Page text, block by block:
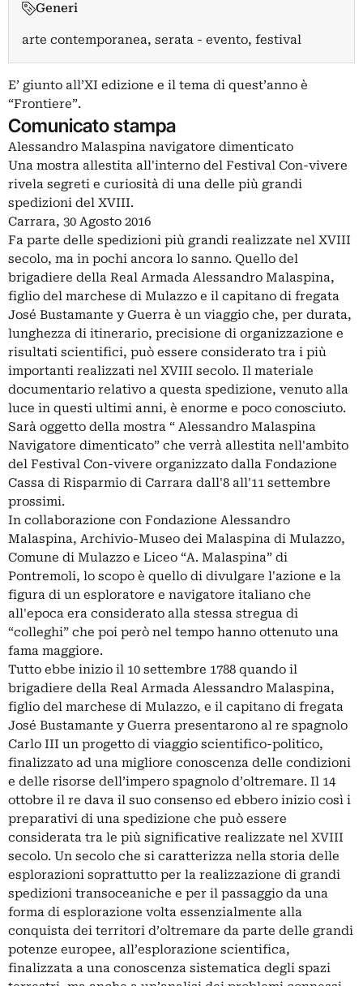
Generi
arte contemporanea, serata - evento, festival
E’ giunto all’XI edizione e il tema di quest’anno è
“Frontiere”.
Comunicato stampa
Alessandro Malaspina navigatore dimenticato
Una mostra allestita all'interno del Festival Con-vivere
rivela segreti e curiosità di una delle più grandi
spedizioni del XVIII.
Carrara, 30 Agosto 2016
Fa parte delle spedizioni più grandi realizzate nel XVIII
secolo, ma in pochi ancora lo sanno. Quello del
brigadiere della Real Armada Alessandro Malaspina,
figlio del marchese di Mulazzo e il capitano di fregata
José Bustamante y Guerra è un viaggio che, per durata,
lunghezza di itinerario, precisione di organizzazione e
risultati scientifici, può essere considerato tra i più
importanti realizzati nel XVIII secolo. Il materiale
documentario relativo a questa spedizione, venuto alla
luce in questi ultimi anni, è enorme e poco conosciuto.
Sarà oggetto della mostra “ Alessandro Malaspina
Navigatore dimenticato” che verrà allestita nell'ambito
del Festival Con-vivere organizzato dalla Fondazione
Cassa di Risparmio di Carrara dall'8 all'11 settembre
prossimi.
In collaborazione con Fondazione Alessandro
Malaspina, Archivio-Museo dei Malaspina di Mulazzo,
Comune di Mulazzo e Liceo “A. Malaspina” di
Pontremoli, lo scopo è quello di divulgare l'azione e la
figura di un esploratore e navigatore italiano che
all'epoca era considerato alla stessa stregua di
“colleghi” che poi però nel tempo hanno ottenuto una
fama maggiore.
Tutto ebbe inizio il 10 settembre 1788 quando il
brigadiere della Real Armada Alessandro Malaspina,
figlio del marchese di Mulazzo, e il capitano di fregata
José Bustamante y Guerra presentarono al re spagnolo
Carlo III un progetto di viaggio scientifico-politico,
finalizzato ad una migliore conoscenza delle condizioni
e delle risorse dell’impero spagnolo d’oltremare. Il 14
ottobre il re dava il suo consenso ed ebbero inizio così i
preparativi di una spedizione che può essere
considerata tra le più significative realizzate nel XVIII
secolo. Un secolo che si caratterizza nella storia delle
esplorazioni soprattutto per la realizzazione di grandi
spedizioni transoceaniche e per il passaggio da una
forma di esplorazione volta essenzialmente alla
conquista dei territori d’oltremare da parte delle grandi
potenze europee, all’esplorazione scientifica,
finalizzata a una conoscenza sistematica degli spazi